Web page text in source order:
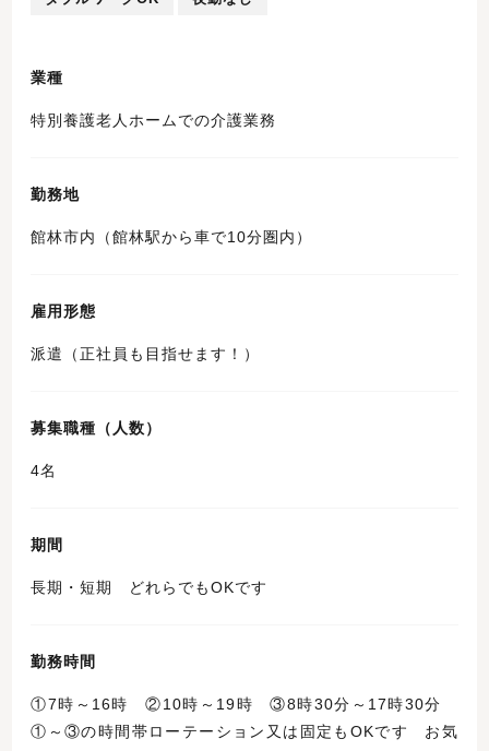
業種
特別養護老人ホームでの介護業務
勤務地
館林市内（館林駅から車で10分圏内）
雇用形態
派遣（正社員も目指せます！）
募集職種（人数）
4名
期間
長期・短期 どれらでもOKです
勤務時間
①7時～16時 ②10時～19時 ③8時30分～17時30分
①～③の時間帯ローテーション又は固定もOKです お気